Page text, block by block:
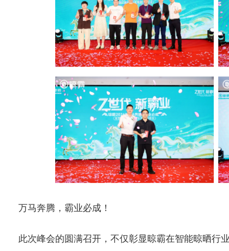
万马奔腾，霸业必成！
此次峰会的圆满召开，不仅彰显晾霸在智能晾晒行